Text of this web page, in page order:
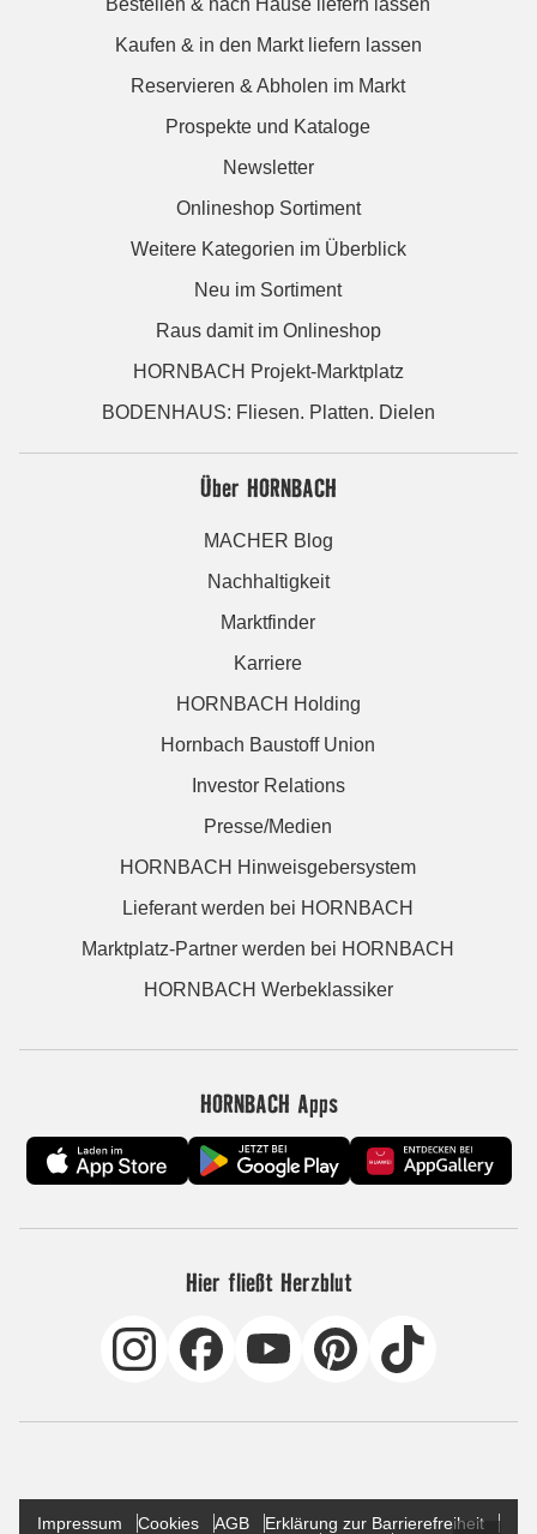
Bestellen & nach Hause liefern lassen
Kaufen & in den Markt liefern lassen
Reservieren & Abholen im Markt
Prospekte und Kataloge
Newsletter
Onlineshop Sortiment
Weitere Kategorien im Überblick
Neu im Sortiment
Raus damit im Onlineshop
HORNBACH Projekt-Marktplatz
BODENHAUS: Fliesen. Platten. Dielen
Über HORNBACH
MACHER Blog
Nachhaltigkeit
Marktfinder
Karriere
HORNBACH Holding
Hornbach Baustoff Union
Investor Relations
Presse/Medien
HORNBACH Hinweisgebersystem
Lieferant werden bei HORNBACH
Marktplatz-Partner werden bei HORNBACH
HORNBACH Werbeklassiker
HORNBACH Apps
Hier fließt Herzblut
Impressum Cookies AGB
Erklärung zur Barrierefreiheit